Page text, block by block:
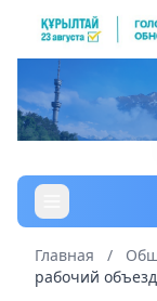
Главная /
рабочий